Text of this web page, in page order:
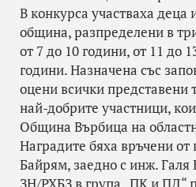
В конкурса участваха деца
община, разпределени в
от 7 до 10 години, от 11 до
години. Назначена със
оцени всички представени
най-добрите участници,
Община Върбица на
Наградите бяха връчени
Байрям, заедно с инж. Галя
ЗН/РХБЗ в група „ПК и